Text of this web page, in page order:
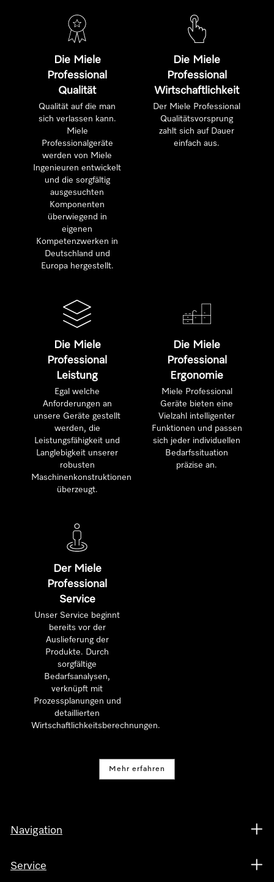
Die Miele
Professional
Qualität
Qualität auf die man
sich verlassen kann.
Miele
Professionalgeräte
werden von Miele
Ingenieuren entwickelt
und die sorgfältig
ausgesuchten
Komponenten
überwiegend in
eigenen
Kompetenzwerken in
Deutschland und
Europa hergestellt.
Die Miele
Professional
Wirtschaftlichkeit
Der Miele Professional
Qualitätsvorsprung
zahlt sich auf Dauer
einfach aus.
Die Miele
Professional
Leistung
Egal welche
Anforderungen an
unsere Geräte gestellt
werden, die
Leistungsfähigkeit und
Langlebigkeit unserer
robusten
Maschinenkonstruktionen
überzeugt.
Die Miele
Professional
Ergonomie
Miele Professional
Geräte bieten eine
Vielzahl intelligenter
Funktionen und passen
sich jeder individuellen
Bedarfssituation
präzise an.
Der Miele
Professional
Service
Unser Service beginnt
bereits vor der
Auslieferung der
Produkte. Durch
sorgfältige
Bedarfsanalysen,
verknüpft mit
Prozessplanungen und
detaillierten
Wirtschaftlichkeitsberechnungen.
Mehr erfahren
Navigation
Service